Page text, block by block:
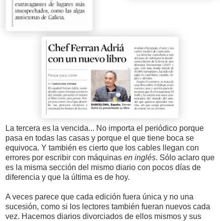
La tercera es la vencida... No importa el periódico porque
pasa en todas las casas y porque el que tiene boca se
equivoca. Y también es cierto que los cables llegan con
errores por escribir con máquinas en inglés. Sólo aclaro que
es la misma sección del mismo diario con pocos días de
diferencia y que la última es de hoy.
A veces parece que cada edición fuera única y no una
sucesión, como si los lectores también fueran nuevos cada
vez. Hacemos diarios divorciados de ellos mismos y sus